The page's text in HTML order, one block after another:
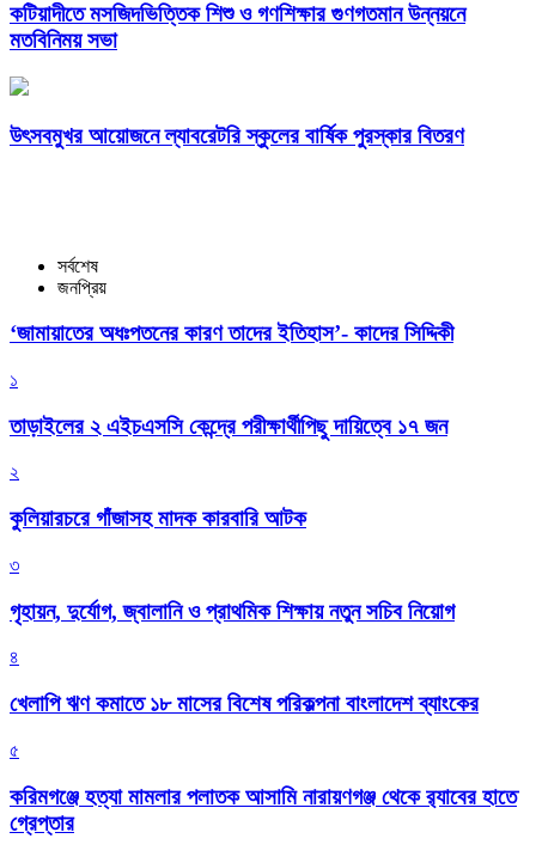
কটিয়াদীতে মসজিদভিত্তিক শিশু ও গণশিক্ষার গুণগতমান উন্নয়নে
মতবিনিময় সভা
উৎসবমুখর আয়োজনে ল্যাবরেটরি স্কুলের বার্ষিক পুরস্কার বিতরণ
সর্বশেষ
জনপ্রিয়
‘জামায়াতের অধঃপতনের কারণ তাদের ইতিহাস’- কাদের সিদ্দিকী
১
তাড়াইলের ২ এইচএসসি কেন্দ্রে পরীক্ষার্থীপিছু দায়িত্বে ১৭ জন
২
কুলিয়ারচরে গাঁজাসহ মাদক কারবারি আটক
৩
গৃহায়ন, দুর্যোগ, জ্বালানি ও প্রাথমিক শিক্ষায় নতুন সচিব নিয়োগ
৪
খেলাপি ঋণ কমাতে ১৮ মাসের বিশেষ পরিকল্পনা বাংলাদেশ ব্যাংকের
৫
করিমগঞ্জে হত্যা মামলার পলাতক আসামি নারায়ণগঞ্জ থেকে র‌্যাবের হাতে
গ্রেপ্তার